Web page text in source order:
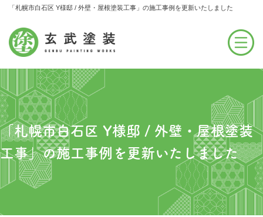
「札幌市白石区 Y様邸 / 外壁・屋根塗装工事」の施工事例を更新いたしました
「札幌市白石区 Y様邸 / 外壁・屋根塗装
工事」の施工事例を更新いたしました